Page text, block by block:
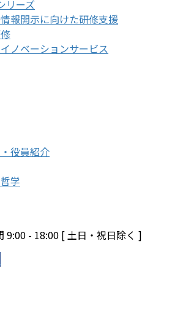
リーズ
報開示に向けた研修支援
ノベーションサービス
役員紹介
学
9:00 - 18:00 [ 土日・祝日除く ]